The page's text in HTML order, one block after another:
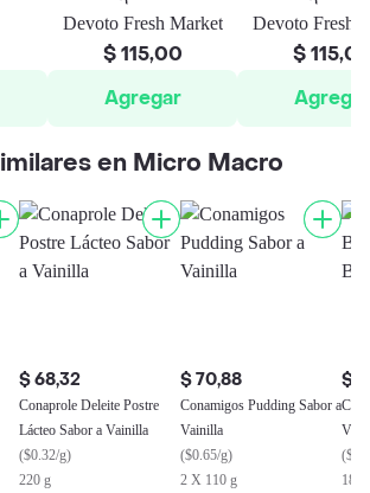
Devoto Fresh Market
$ 115,00
Agregar
Devoto Fresh
$
Agregar
en Micro Macro
$ 68,32
Conaprole Deleite Postre
Lácteo Sabor a Vainilla
($0.32/g)
220 g
$ 70,88
Conamigos Pudding Sabor a
Vainilla
($0.65/g)
2 X 110 g
$
(
185